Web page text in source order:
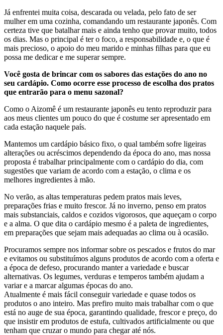
Já enfrentei muita coisa, descarada ou velada, pelo fato de ser
mulher em uma cozinha, comandando um restaurante japonês. Com
certeza tive que batalhar mais e ainda tenho que provar muito, todos
os dias. Mas o principal é ter o foco, a responsabilidade e, o que é
mais precioso, o apoio do meu marido e minhas filhas para que eu
possa me dedicar e me superar sempre.
Você gosta de brincar com os sabores das estações do ano no
seu cardápio. Como ocorre esse processo de escolha dos pratos
que entrarão para o menu sazonal?
Como o Aizomê é um restaurante japonês eu tento reproduzir para
aos meus clientes um pouco do que é costume ser apresentado em
cada estação naquele país.
Mantemos um cardápio básico fixo, o qual também sofre ligeiras
alterações ou acréscimos dependendo da época do ano, mas nossa
proposta é trabalhar principalmente com o cardápio do dia, com
sugestões que variam de acordo com a estação, o clima e os
melhores ingredientes à mão.
No verão, as altas temperaturas pedem pratos mais leves,
preparações frias e muito frescor. Já no inverno, penso em pratos
mais substanciais, caldos e cozidos vigorosos, que aqueçam o corpo
e a alma. O que dita o cardápio mesmo é a paleta de ingredientes,
em preparações que sejam mais adequadas ao clima ou à ocasião.
Procuramos sempre nos informar sobre os pescados e frutos do mar
e evitamos ou substituímos alguns produtos de acordo com a oferta e
a época de defeso, procurando manter a variedade e buscar
alternativas. Os legumes, verduras e temperos também ajudam a
variar e a marcar algumas épocas do ano.
Atualmente é mais fácil conseguir variedade e quase todos os
produtos o ano inteiro. Mas prefiro muito mais trabalhar com o que
está no auge de sua época, garantindo qualidade, frescor e preço, do
que insistir em produtos de estufa, cultivados artificialmente ou que
tenham que cruzar o mundo para chegar até nós.